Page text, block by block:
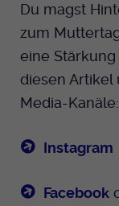
Du magst
zum
eine
diesen Artikel
Media-Kanäle:
Instagram
Facebook